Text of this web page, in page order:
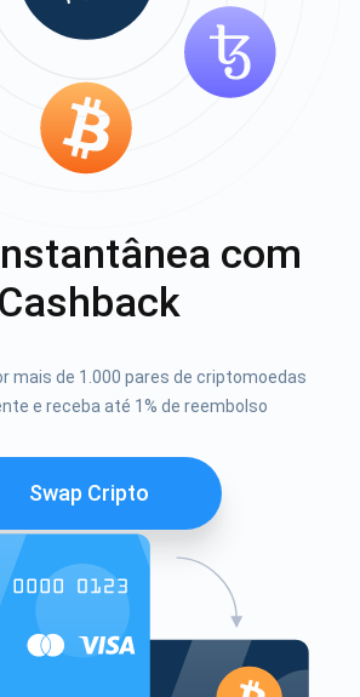
com
Cashback
mais de 1.000 pares de criptomoedas
e receba até 1% de reembolso
Swap Cripto